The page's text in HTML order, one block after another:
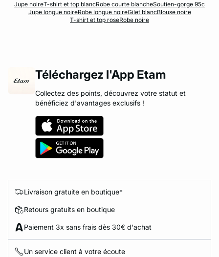
Jupe noireT-shirt et top blancRobe courte blancheSoutien-gorge 95c
Jupe longue noireRobe longue noireGilet blancBlouse noire
T-shirt et top roseRobe noire
Téléchargez l'App Etam
Collectez des points, découvrez votre statut et
bénéficiez d'avantages exclusifs !
Livraison gratuite en boutique*
Retours gratuits en boutique
Paiement 3x sans frais dès 30€ d'achat
Un service client à votre écoute